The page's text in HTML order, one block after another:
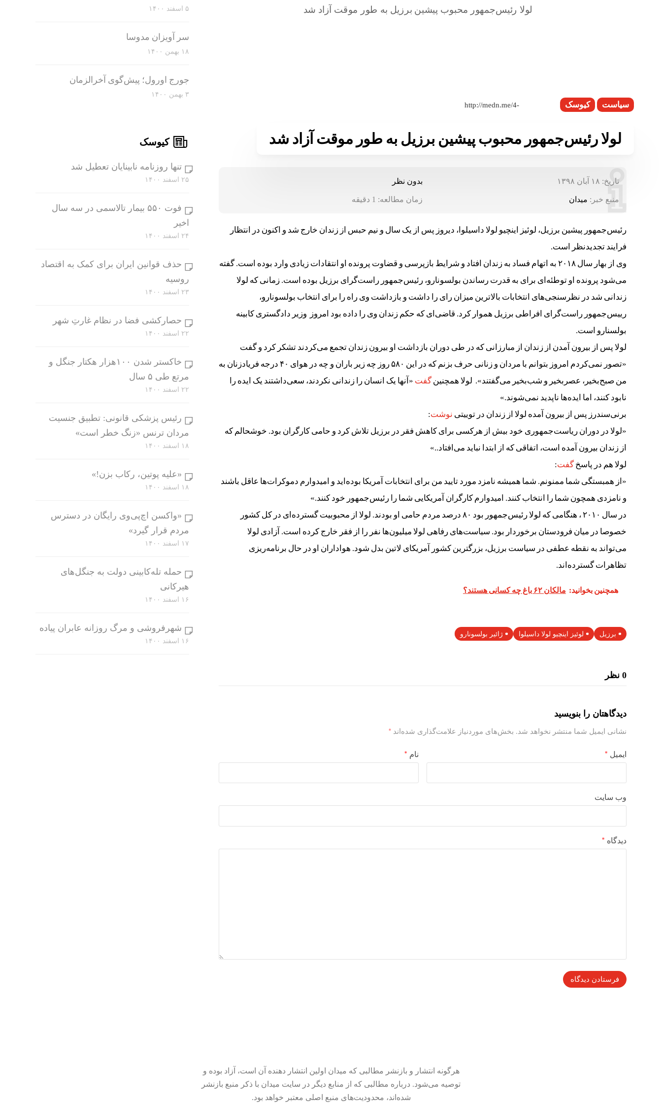
سیاست کیوسک
لولا رئیس‌جمهور محبوب پیشین برزیل به طور موقت آزاد شد
تاریخ: ۱۸ آبان ۱۳۹۸ بدون نظر
منبع خبر: میدان زمان مطالعه: 1 دقیقه
رئیس‌جمهور پیشین برزیل‌، لوئیز اینچیو لولا داسیلوا، دیروز پس از یک سال و نیم حبس از زندان خارج شد و اکنون در انتظار
فرایند تجدیدنظر است.
وی از بهار سال ۲۰۱۸ به اتهام فساد به زندان افتاد و شرایط بازپرسی و قضاوت پرونده‌ او انتقادات زیادی وارد بوده است. گفته
می‌شود پرونده او توطئه‌ای برای به قدرت رساندن بولسونارو، رئیس‌جمهور راست‌گرای برزیل بوده است. زمانی که لولا
زندانی شد در نظرسنجی‌های انتخابات بالاترین میزان رای را داشت و بازداشت وی راه را برای انتخاب بولسونارو،
رییس‌جمهور راست‌‌گرای افراطی برزیل هموار کرد. قاضی‌ای که حکم زندان وی را داده بود امروز وزیر دادگستری کابینه
بولسنارو است.
لولا پس از بیرون آمدن از زندان از مبارزانی که در طی دوران بازداشت او بیرون زندان تجمع می‌کردند تشکر کرد و گفت
«تصور نمی‌کردم امروز بتوانم با مردان و زنانی حرف بزنم که در این ۵۸۰ روز چه زیر باران و چه در هوای ۴۰ درجه فریادزنان به
من صبح‌بخیر، عصربخیر و شب‌بخیر می‌گفتند». لولا همچنین گفت «آنها یک انسان را زندانی نکردند، سعی‌داشتند یک ایده را
نابود کنند، اما ایده‌ها ناپدید نمی‌شوند.»
برنی‌سندرز پس از بیرون آمده لولا از زندان در توییتی نوشت:
«لولا در دوران ریاست‌جمهوری خود بیش از هرکسی برای کاهش فقر در برزیل تلاش کرد و حامی کارگران بود. خوشحالم که
از زندان بیرون آمده‌ است، اتفاقی که از ابتدا نباید می‌افتاد..»
لولا هم در پاسخ گفت:
«از همبستگی شما ممنونم. شما همیشه نامزد مورد تایید من برای انتخابات آمریکا بوده‌اید و امیدوارم دموکرات‌ها عاقل باشند
و نامزدی همچون شما را انتخاب کنند. امیدوارم کارگران آمریکایی شما را رئیس‌جمهور خود کنند.»
در سال ۲۰۱۰ ، هنگامی که لولا رئیس‌جمهور بود ۸۰ درصد مردم حامی او بودند. لولا از محبوبیت گسترده‌ای در کل کشور
خصوصا در میان فرودستان برخوردار بود. سیاست‌های رفاهی لولا میلیون‌ها نفر را از فقر خارج کرده است. آزادی لولا
می‌تواند به نقطه عطفی در سیاست برزیل، بزرگترین کشور آمریکای لاتین بدل شود. هواداران او در حال برنامه‌ریزی
تظاهرات گسترده‌اند.
همچنین بخوانید: مالکان ۶۲ باغ چه کسانی هستند؟
برزیل لوئیز اینچیو لولا داسیلوا ژائیر بولسونارو
0 نظر
دیدگاهتان را بنویسید
نشانی ایمیل شما منتشر نخواهد شد. بخش‌های موردنیاز علامت‌گذاری شده‌اند *
نام * ایمیل *
وب‌ سایت
دیدگاه *
۵ اسفند ۱۴۰۰
سر آویزان مدوسا
۱۸ بهمن ۱۴۰۰
جورج اورول؛ پیش‌گوی آخرالزمان
۳ بهمن ۱۴۰۰
کیوسک
تنها روزنامه نابینایان تعطیل شد
۲۵ اسفند ۱۴۰۰
فوت ۵۵۰ بیمار تالاسمی در سه سال
اخیر
۲۴ اسفند ۱۴۰۰
حذف قوانین ایران برای کمک به اقتصاد
روسیه
۲۳ اسفند ۱۴۰۰
حصارکشی فضا در نظام غارتِ شهر
۲۲ اسفند ۱۴۰۰
خاکستر شدن ۱۰۰هزار هکتار جنگل و
مرتع طی ۵ سال
۲۲ اسفند ۱۴۰۰
رئیس پزشکی قانونی: تطبیق جنسیت
مردان ترنس «زنگ خطر است»
۱۸ اسفند ۱۴۰۰
«علیه پوتین، رکاب بزن!»
۱۸ اسفند ۱۴۰۰
«واکسن اچ‌پی‌وی رایگان در دسترس
مردم قرار گیرد»
۱۷ اسفند ۱۴۰۰
حمله تله‌کابینی دولت به جنگل‌های
هیرکانی
۱۶ اسفند ۱۴۰۰
شهرفروشی و مرگ روزانه عابران پیاده
۱۶ اسفند ۱۴۰۰
هرگونه انتشار و بازنشر مطالبی که میدان اولین انتشار دهنده آن است، آزاد بوده و
توصیه می‌شود. درباره مطالبی که از منابع دیگر در سایت میدان با ذکر منبع بازنشر
شده‌اند، محدودیت‌های منبع اصلی معتبر خواهد بود.